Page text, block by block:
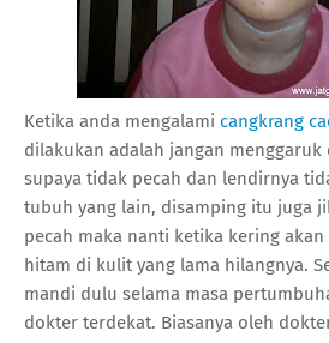
Ketika anda mengalami cangkrang
dilakukan adalah jangan menggaruk
supaya tidak pecah dan lendirnya
tubuh yang lain, disamping itu juga
pecah maka nanti ketika kering
hitam di kulit yang lama hilangnya.
mandi dulu selama masa
dokter terdekat. Biasanya oleh